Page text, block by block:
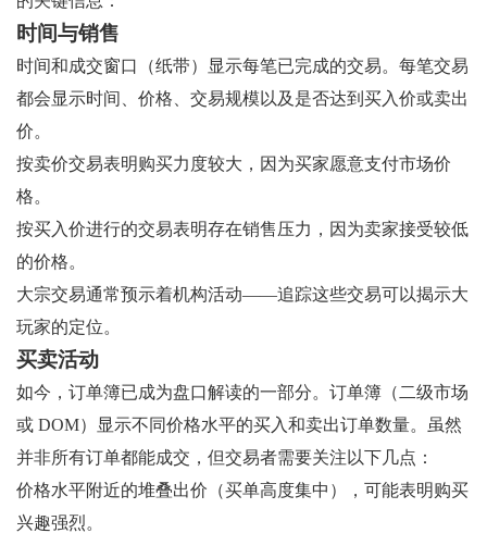
时间与销售
时间和成交窗口（纸带）显示每笔已完成的交易。每笔交易
都会显示时间、价格、交易规模以及是否达到买入价或卖出
价。
按卖价交易表明购买力度较大，因为买家愿意支付市场价
格。
按买入价进行的交易表明存在销售压力，因为卖家接受较低
的价格。
大宗交易通常预示着机构活动——追踪这些交易可以揭示大
玩家的定位。
买卖活动
如今，订单簿已成为盘口解读的一部分。订单簿（二级市场
或 DOM）显示不同价格水平的买入和卖出订单数量。虽然
并非所有订单都能成交，但交易者需要关注以下几点：
价格水平附近的堆叠出价（买单高度集中），可能表明购买
兴趣强烈。